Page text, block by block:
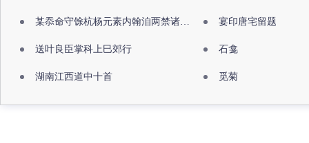
某忝命守馀杭杨元素内翰洎两禁诸公出祖佛寺 宴印唐宅留题
送叶良臣掌科上巳郊行 石龛
湖南江西道中十首 觅菊